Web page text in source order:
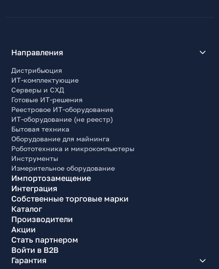
1
Эргономика
Регулировка высоты
Да
Диапазон регулировки высоты, мм
130
Наклон экрана (Tilt)
Да
Диапазон наклона по вертикали (Tilt), град.
-5~+15
Поворот по горизонтали (Swivel)
Нет
Портретный режим (Pivot)
Нет
Установка монитора
Направления
Дистрибьюция
ИТ-комплектующие
Серверы и СХД
Готовые ИТ-решения
Реестровое ИТ-оборудование
ИТ-оборудование (не реестр)
Бытовая техника
Оборудование для майнинга
Робототехника и микрокомпьютеры
Инструменты
Измерительное оборудование
Импортозамещение
Интеграция
Собственные торговые марки
Каталог
Производители
Акции
Стать партнером
Войти в B2B
Гарантия